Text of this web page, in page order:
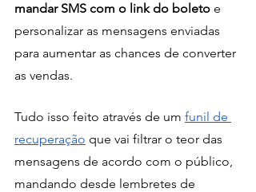
mandar SMS com o link do boleto e
personalizar as mensagens enviadas
para aumentar as chances de converter
as vendas.
Tudo isso feito através de um funil de
recuperação que vai filtrar o teor das
mensagens de acordo com o público,
mandando desde lembretes de